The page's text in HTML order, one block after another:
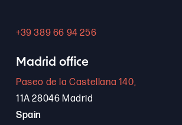
+39 389 66 94 256
Madrid office
Paseo de la Castellana 140,
11A 28046 Madrid
Spain